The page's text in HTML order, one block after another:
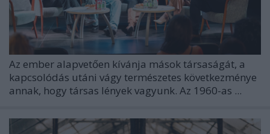
Az ember alapvetően kívánja mások társaságát, a
kapcsolódás utáni vágy természetes következménye
annak, hogy társas lények vagyunk. Az 1960-as ...